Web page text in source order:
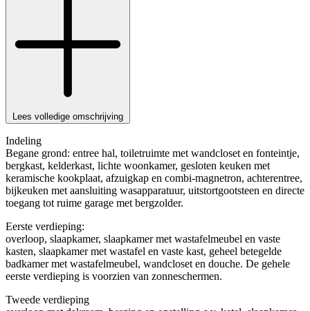
Lees volledige omschrijving
Indeling
Begane grond: entree hal, toiletruimte met wandcloset en fonteintje,
bergkast, kelderkast, lichte woonkamer, gesloten keuken met
keramische kookplaat, afzuigkap en combi-magnetron, achterentree,
bijkeuken met aansluiting wasapparatuur, uitstortgootsteen en directe
toegang tot ruime garage met bergzolder.
Eerste verdieping:
overloop, slaapkamer, slaapkamer met wastafelmeubel en vaste
kasten, slaapkamer met wastafel en vaste kast, geheel betegelde
badkamer met wastafelmeubel, wandcloset en douche. De gehele
eerste verdieping is voorzien van zonneschermen.
Tweede verdieping